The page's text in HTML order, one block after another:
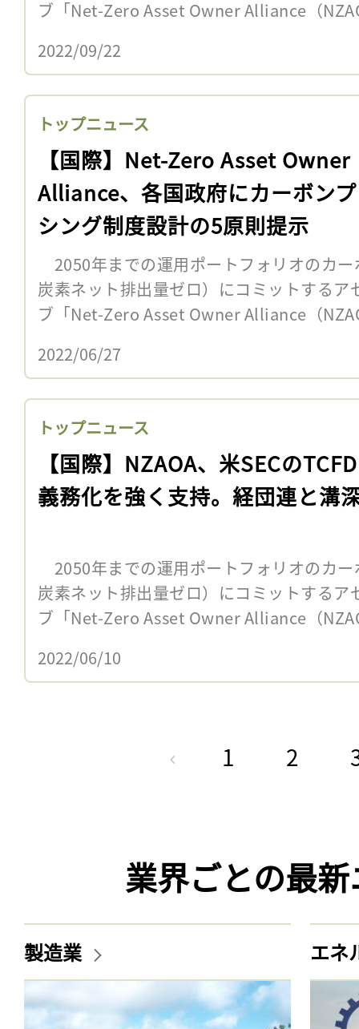
ブ「Net-Zero Asset Owner Alliance（
2022/09/22
トップニュース
【国際】Net-Zero Asset Owner
Alliance、各国政府にカーボン
シング制度設計の5原則提示
2050年までの運用ポートフォリオのカ
炭素ネット排出量ゼロ）にコミットする
ブ「Net-Zero Asset Owner Alliance（
2022/06/27
トップニュース
【国際】NZAOA、米SECの
義務化を強く支持。経団連と溝
2050年までの運用ポートフォリオのカ
炭素ネット排出量ゼロ）にコミットする
ブ「Net-Zero Asset Owner Alliance（
2022/06/10
1 2
業界ごとの最
製造業 エネ